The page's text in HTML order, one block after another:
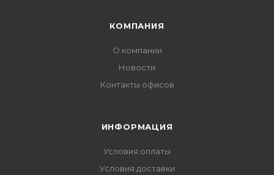
КОМПАНИЯ
О компании
Новости
Контакты офисов
ИНФОРМАЦИЯ
Условия оплаты
Условия доставки